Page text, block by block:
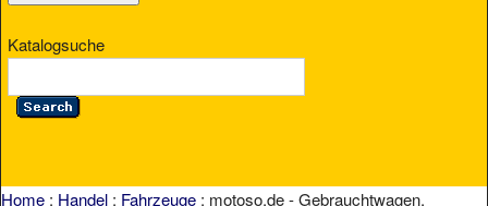
Katalogsuche
Home : Handel : Fahrzeuge : motoso.de - Gebrauchtwagen,